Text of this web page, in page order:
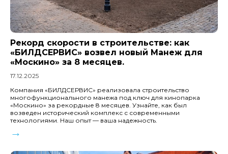
Рекорд скорости в строительстве: как
«БИЛДСЕРВИС» возвел новый Манеж для
«Москино» за 8 месяцев.
17.12.2025
Компания «БИЛДСЕРВИС» реализовала строительство
многофункционального манежа под ключ для кинопарка
«Москино» за рекордные 8 месяцев. Узнайте, как был
возведен исторический комплекс с современными
технологиями. Наш опыт — ваша надежность.
→